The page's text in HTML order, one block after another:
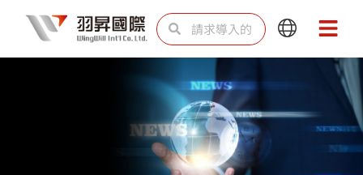
内
SearchSearch
Main
Menu
Main
Menu